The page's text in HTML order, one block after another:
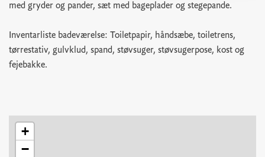
med gryder og pander, sæt med bageplader og stegepande.
Inventarliste badeværelse: Toiletpapir, håndsæbe, toiletrens,
tørrestativ, gulvklud, spand, støvsuger, støvsugerpose, kost og
fejebakke.
+
−